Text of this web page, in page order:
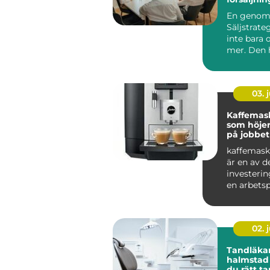
En
inte bara
mer. Den
me...
03.
som
på jobbet
är en av
en
02.
halmstad så väljer